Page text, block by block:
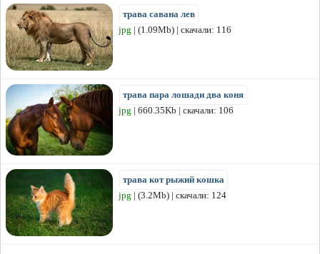
трава савана лев
jpg | (1.09Mb) | скачали: 116
трава пара лошади два коня
jpg | 660.35Kb | скачали: 106
трава кот рыжий кошка
jpg | (3.2Mb) | скачали: 124